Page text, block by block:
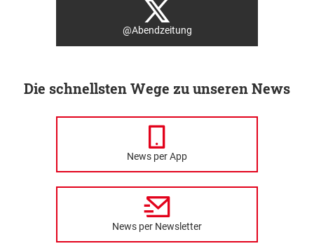
@Abendzeitung
Die schnellsten Wege zu unseren News
News per App
News per Newsletter